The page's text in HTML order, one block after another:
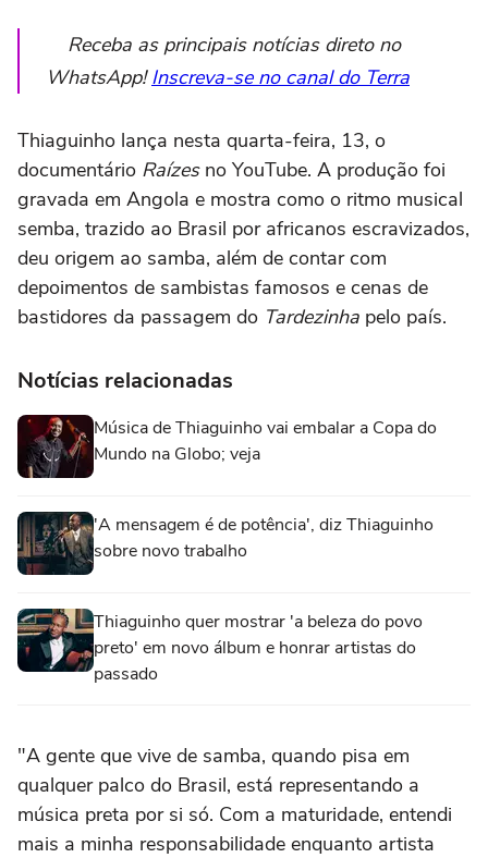
Receba as principais notícias direto no
WhatsApp!Inscreva-se no canal do Terra
Thiaguinho lança nesta quarta-feira, 13, o
documentário Raízes no YouTube. A produção foi
gravada em Angola e mostra como o ritmo musical
semba, trazido ao Brasil por africanos escravizados,
deu origem ao samba, além de contar com
depoimentos de sambistas famosos e cenas de
bastidores da passagem do Tardezinha pelo país.
Notícias relacionadas
Música de Thiaguinho vai embalar a Copa do
Mundo na Globo; veja
'A mensagem é de potência', diz Thiaguinho
sobre novo trabalho
Thiaguinho quer mostrar 'a beleza do povo
preto' em novo álbum e honrar artistas do
passado
"A gente que vive de samba, quando pisa em
qualquer palco do Brasil, está representando a
música preta por si só. Com a maturidade, entendi
mais a minha responsabilidade enquanto artista